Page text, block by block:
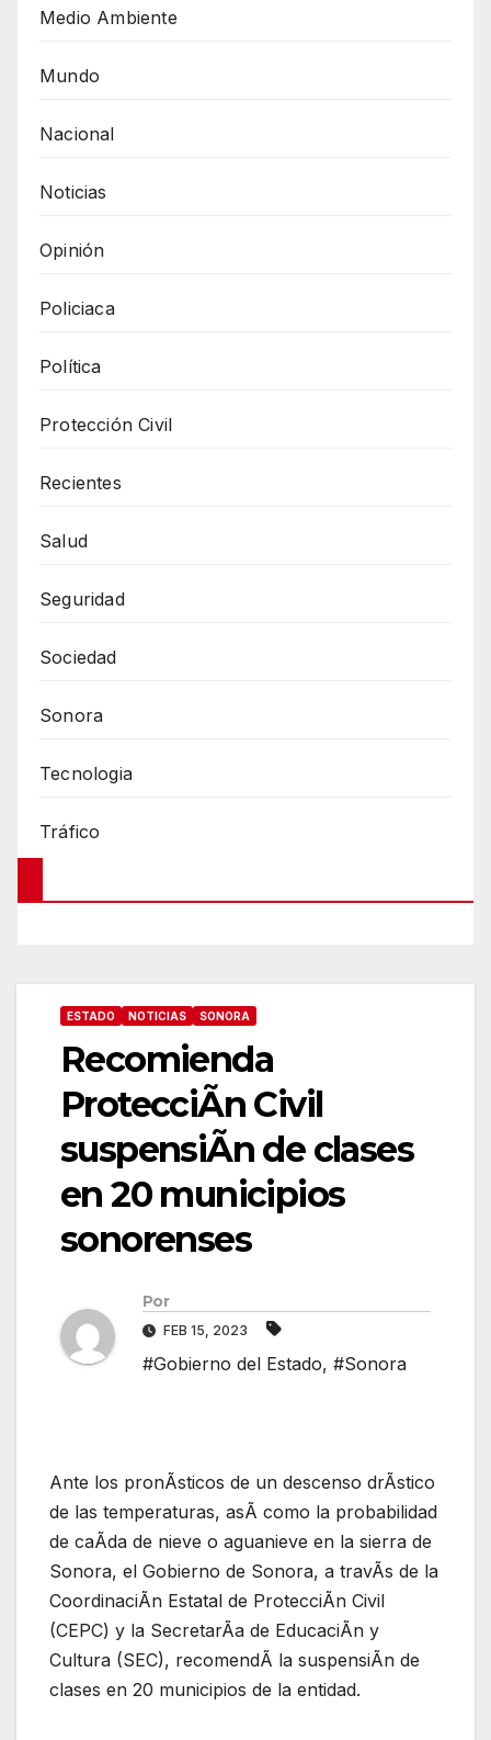
Medio Ambiente
Mundo
Nacional
Noticias
Opinión
Policiaca
Política
Protección Civil
Recientes
Salud
Seguridad
Sociedad
Sonora
Tecnologia
Tráfico
ESTADO NOTICIAS SONORA
Recomienda
ProtecciÃn Civil
suspensiÃn de clases
en 20 municipios
sonorenses
Por
FEB 15, 2023
#Gobierno del Estado, #Sonora
Ante los pronÃsticos de un descenso drÃstico
de las temperaturas, asÃ como la probabilidad
de caÃda de nieve o aguanieve en la sierra de
Sonora, el Gobierno de Sonora, a travÃs de la
CoordinaciÃn Estatal de ProtecciÃn Civil
(CEPC) y la SecretarÃa de EducaciÃn y
Cultura (SEC), recomendÃ la suspensiÃn de
clases en 20 municipios de la entidad.